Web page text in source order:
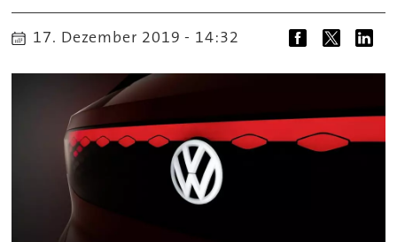
17. Dezember 2019 - 14:32